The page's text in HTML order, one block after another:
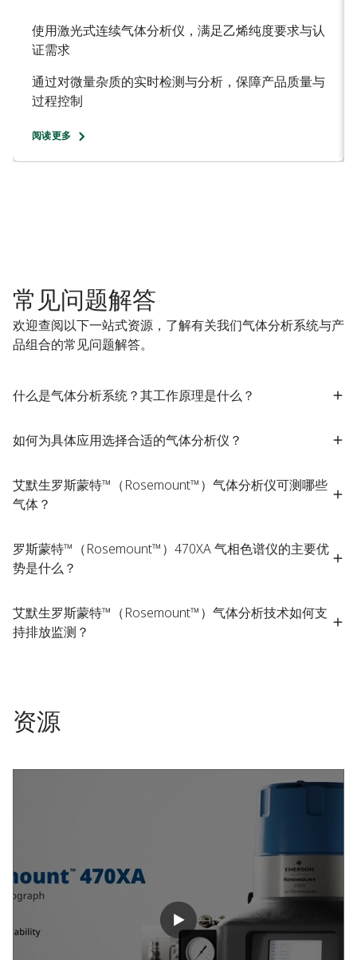
使用激光式连续气体分析仪，满足乙烯纯度要求与认
证需求
通过对微量杂质的实时检测与分析，保障产品质量与
过程控制
阅读更多
常见问题解答​
欢迎查阅以下一站式资源，了解有关我们气体分析系统与产
品组合的常见问题解答。
什么是气体分析系统？其工作原理是什么？​
如何为具体应用选择合适的气体分析仪？
艾默生罗斯蒙特™（Rosemount™）气体分析仪可测哪些
气体？
罗斯蒙特™（Rosemount™）470XA 气相色谱仪的主要优
势是什么？
艾默生罗斯蒙特™（Rosemount™）气体分析技术如何支
持排放监测？
资源